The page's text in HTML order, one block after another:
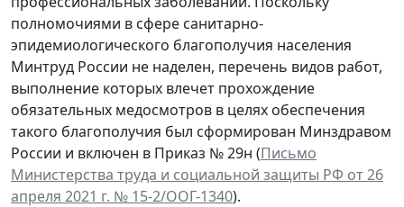
полномочиями в сфере санитарно-
эпидемиологического благополучия населения
Минтруд России не наделен, перечень видов работ,
выполнение которых влечет прохождение
обязательных медосмотров в целях обеспечения
такого благополучия был сформирован Минздравом
России и включен в Приказ № 29н (Письмо
Министерства труда и социальной защиты РФ от 26
апреля 2021 г. № 15-2/ООГ-1340).